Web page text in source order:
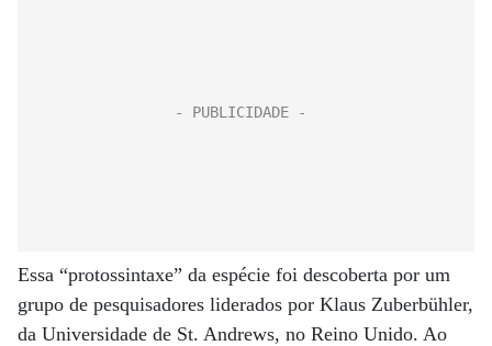
Essa “protossintaxe” da espécie foi descoberta por um
grupo de pesquisadores liderados por Klaus Zuberbühler,
da Universidade de St. Andrews, no Reino Unido. Ao